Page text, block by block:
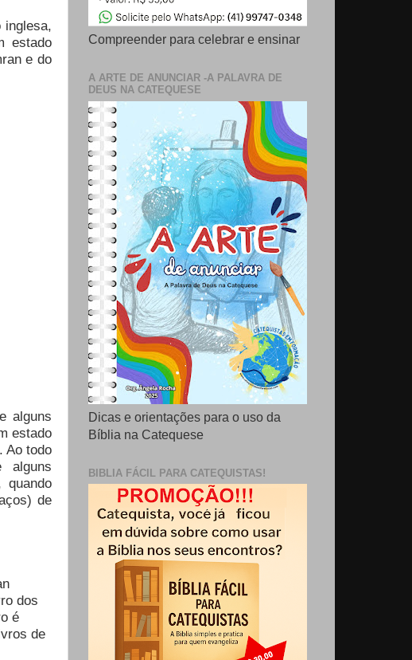
inglesa,
estado
e do
alguns
estado
Ao todo
alguns
quando
de
dos
é
de
Compreender para celebrar e ensinar
A ARTE DE ANUNCIAR -A PALAVRA DE
DEUS NA CATEQUESE
Dicas e orientações para o uso da
Bíblia na Catequese
BIBLIA FÁCIL PARA CATEQUISTAS!